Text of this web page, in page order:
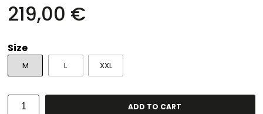
219,00 €
Size
M L XXL
ADD TO CART